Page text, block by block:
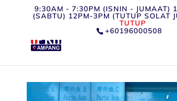
9:30AM - 7:30PM (ISNIN - JUMAAT)
(SABTU) 12PM-3PM (TUTUP SOLAT
TUTUP
+60196000508